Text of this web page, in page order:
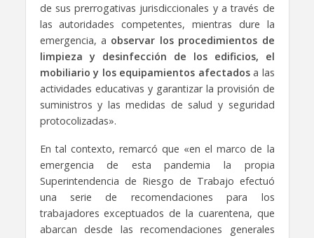
de sus prerrogativas jurisdiccionales y a través de
las autoridades competentes, mientras dure la
emergencia, a observar los procedimientos de
limpieza y desinfección de los edificios, el
mobiliario y los equipamientos afectadosa las
actividades educativas y garantizar la provisión de
suministros y las medidas de salud y seguridad
protocolizadas».
En tal contexto, remarcó que «en el marco de la
emergencia de esta pandemia la propia
Superintendencia de Riesgo de Trabajo efectuó
una serie de recomendaciones para los
trabajadores exceptuados de la cuarentena, que
abarcan desde las recomendaciones generales